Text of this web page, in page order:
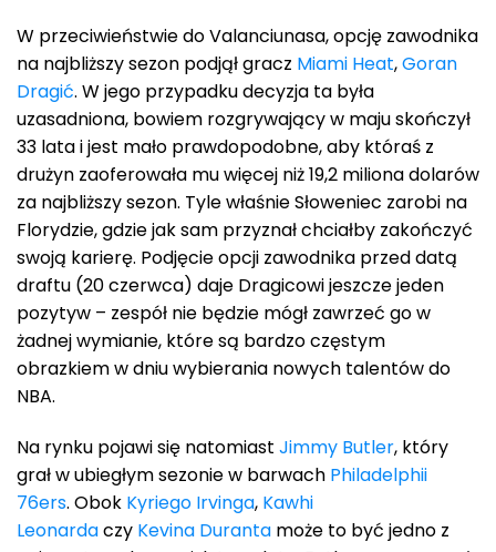
W przeciwieństwie do Valanciunasa, opcję zawodnika
na najbliższy sezon podjął gracz Miami Heat,Goran
Dragić. W jego przypadku decyzja ta była
uzasadniona, bowiem rozgrywający w maju skończył
33 lata i jest mało prawdopodobne, aby któraś z
drużyn zaoferowała mu więcej niż 19,2 miliona dolarów
za najbliższy sezon. Tyle właśnie Słoweniec zarobi na
Florydzie, gdzie jak sam przyznał chciałby zakończyć
swoją karierę. Podjęcie opcji zawodnika przed datą
draftu (20 czerwca) daje Dragicowi jeszcze jeden
pozytyw – zespół nie będzie mógł zawrzeć go w
żadnej wymianie, które są bardzo częstym
obrazkiem w dniu wybierania nowych talentów do
NBA.
Na rynku pojawi się natomiast Jimmy Butler, który
grał w ubiegłym sezonie w barwach Philadelphii
76ers. Obok Kyriego Irvinga, Kawhi
Leonardaczy Kevina Duranta może to być jedno z